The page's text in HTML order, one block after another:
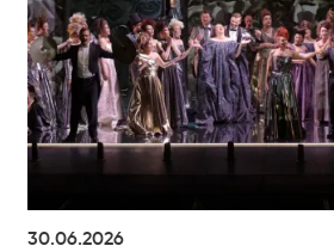
30.06.2026